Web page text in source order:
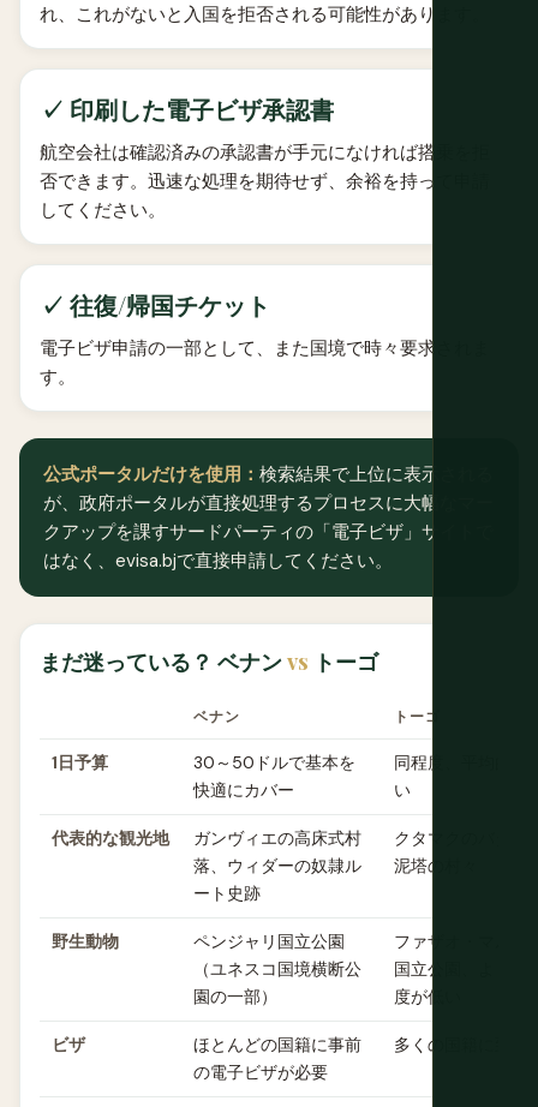
れ、これがないと入国を拒否される可能性があります。
✓ 印刷した電子ビザ承認書
航空会社は確認済みの承認書が手元になければ搭乗を拒
否できます。迅速な処理を期待せず、余裕を持って申請
してください。
✓ 往復/帰国チケット
電子ビザ申請の一部として、また国境で時々要求されま
す。
公式ポータルだけを使用： 検索結果で上位に表示される
が、政府ポータルが直接処理するプロセスに大幅なマー
クアップを課すサードパーティの「電子ビザ」サイトで
はなく、evisa.bjで直接申請してください。
まだ迷っている？ ベナンvs トーゴ
ベナン トーゴ
1日予算
30～50ドルで基本を
快適にカバー
同程度、平均的に
い
代表的な観光地
ガンヴィエの高床式村
落、ウィダーの奴隷ル
ート史跡
クタマクのバタマ
泥塔の村々
野生動物
ペンジャリ国立公園
（ユネスコ国境横断公
園の一部）
ファザオ・マルフ
国立公園、より小
度が低い
ビザ
ほとんどの国籍に事前
の電子ビザが必要
多くの国籍に到着